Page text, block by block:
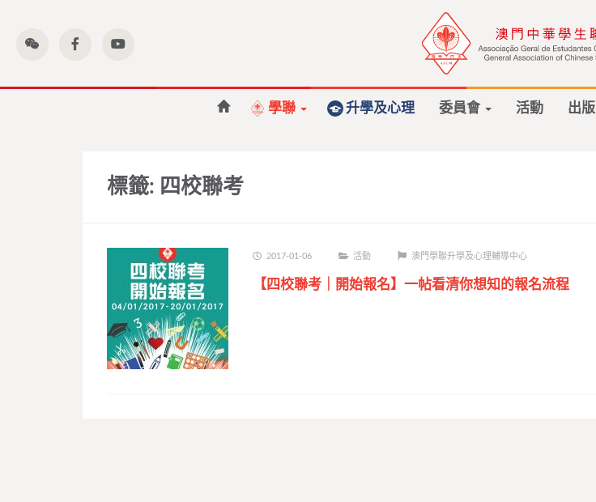
學聯 升學及心理 委員會 活動 出版
標籤: 四校聯考
2017-01-06 活動 澳門學聯升學及心理輔導中心
【四校聯考｜開始報名】一帖看清你想知的報名流程